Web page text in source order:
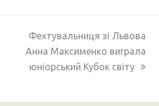
next
post:
Фехтувальниця зі Львова
Анна Максименко виграла
юніорський Кубок світу